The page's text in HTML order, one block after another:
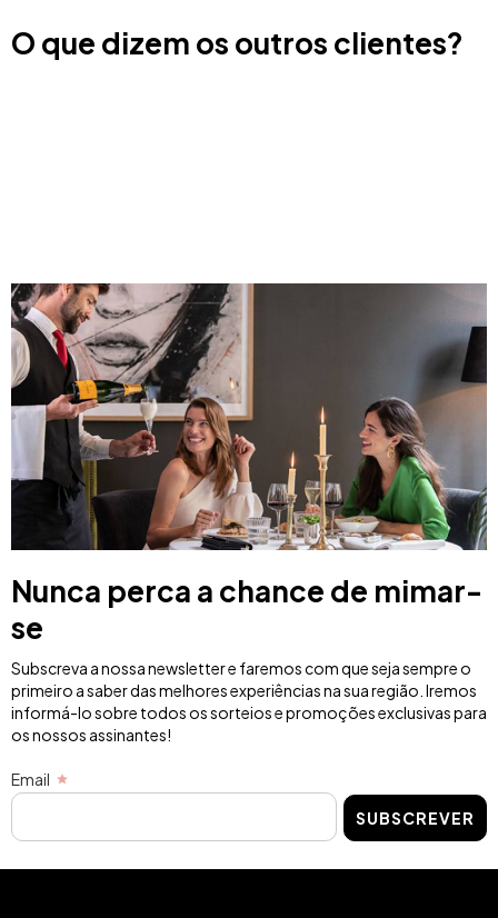
O que dizem os outros clientes?
Nunca perca a chance de mimar-
se
Subscreva a nossa newsletter e faremos com que seja sempre o
primeiro a saber das melhores experiências na sua região. Iremos
informá-lo sobre todos os sorteios e promoções exclusivas para
os nossos assinantes!
Email
SUBSCREVER